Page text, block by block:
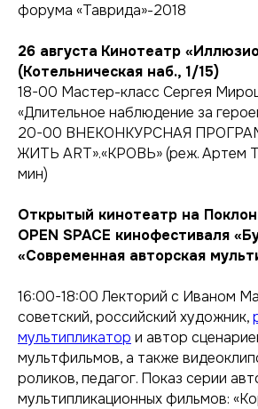
форума «Таврида»-2018
26 августа Кинотеатр
(Котельническая наб., 1/15)
18-00 Мастер-класс Сергея
«Длительное наблюдение за
20-00 ВНЕКОНКУРСНАЯ
ЖИТЬ ART».«КРОВЬ» (реж. Артем
мин)
Открытый кинотеатр на
OPEN SPACE кинофестиваля
«Современная авторская
16:00-18:00 Лекторий с Иваном
советский, российский художник,
мультипликатор и автор
мультфильмов, а также
роликов, педагог. Показ серии
мультипликационных фильмов: